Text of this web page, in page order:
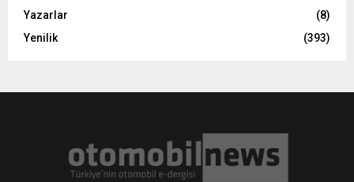
Yazarlar
(8)
Yenilik
(393)